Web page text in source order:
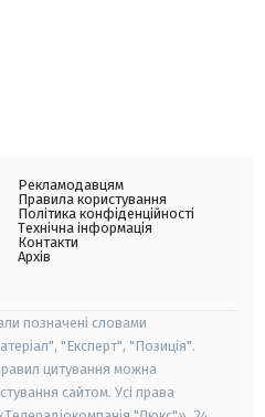
Рекламодавцям
Правила користування
Політика конфіденційності
Технічна інформація
Контакти
Архів
позначені словами
"Експерт", "Позиція".
цитування можна
сайтом. Усі права